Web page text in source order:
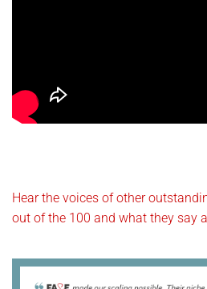
Hear the voices of other
out of the 100 and what they say